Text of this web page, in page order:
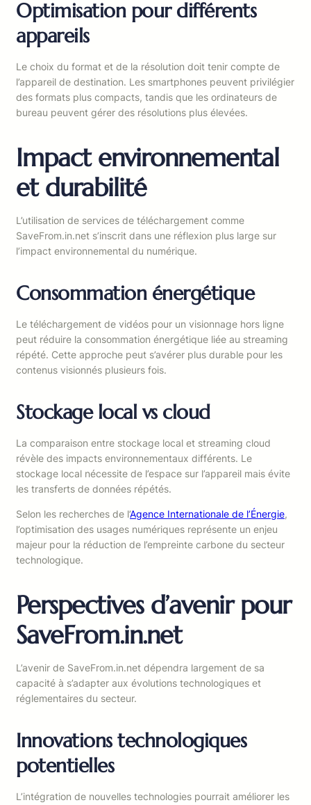
Optimisation pour différents
appareils
Le choix du format et de la résolution doit tenir compte de
l’appareil de destination. Les smartphones peuvent privilégier
des formats plus compacts, tandis que les ordinateurs de
bureau peuvent gérer des résolutions plus élevées.
Impact environnemental
et durabilité
L’utilisation de services de téléchargement comme
SaveFrom.in.net s’inscrit dans une réflexion plus large sur
l’impact environnemental du numérique.
Consommation énergétique
Le téléchargement de vidéos pour un visionnage hors ligne
peut réduire la consommation énergétique liée au streaming
répété. Cette approche peut s’avérer plus durable pour les
contenus visionnés plusieurs fois.
Stockage local vs cloud
La comparaison entre stockage local et streaming cloud
révèle des impacts environnementaux différents. Le
stockage local nécessite de l’espace sur l’appareil mais évite
les transferts de données répétés.
Selon les recherches de l’Agence Internationale de l’Énergie,
l’optimisation des usages numériques représente un enjeu
majeur pour la réduction de l’empreinte carbone du secteur
technologique.
Perspectives d’avenir pour
SaveFrom.in.net
L’avenir de SaveFrom.in.net dépendra largement de sa
capacité à s’adapter aux évolutions technologiques et
réglementaires du secteur.
Innovations technologiques
potentielles
L’intégration de nouvelles technologies pourrait améliorer les